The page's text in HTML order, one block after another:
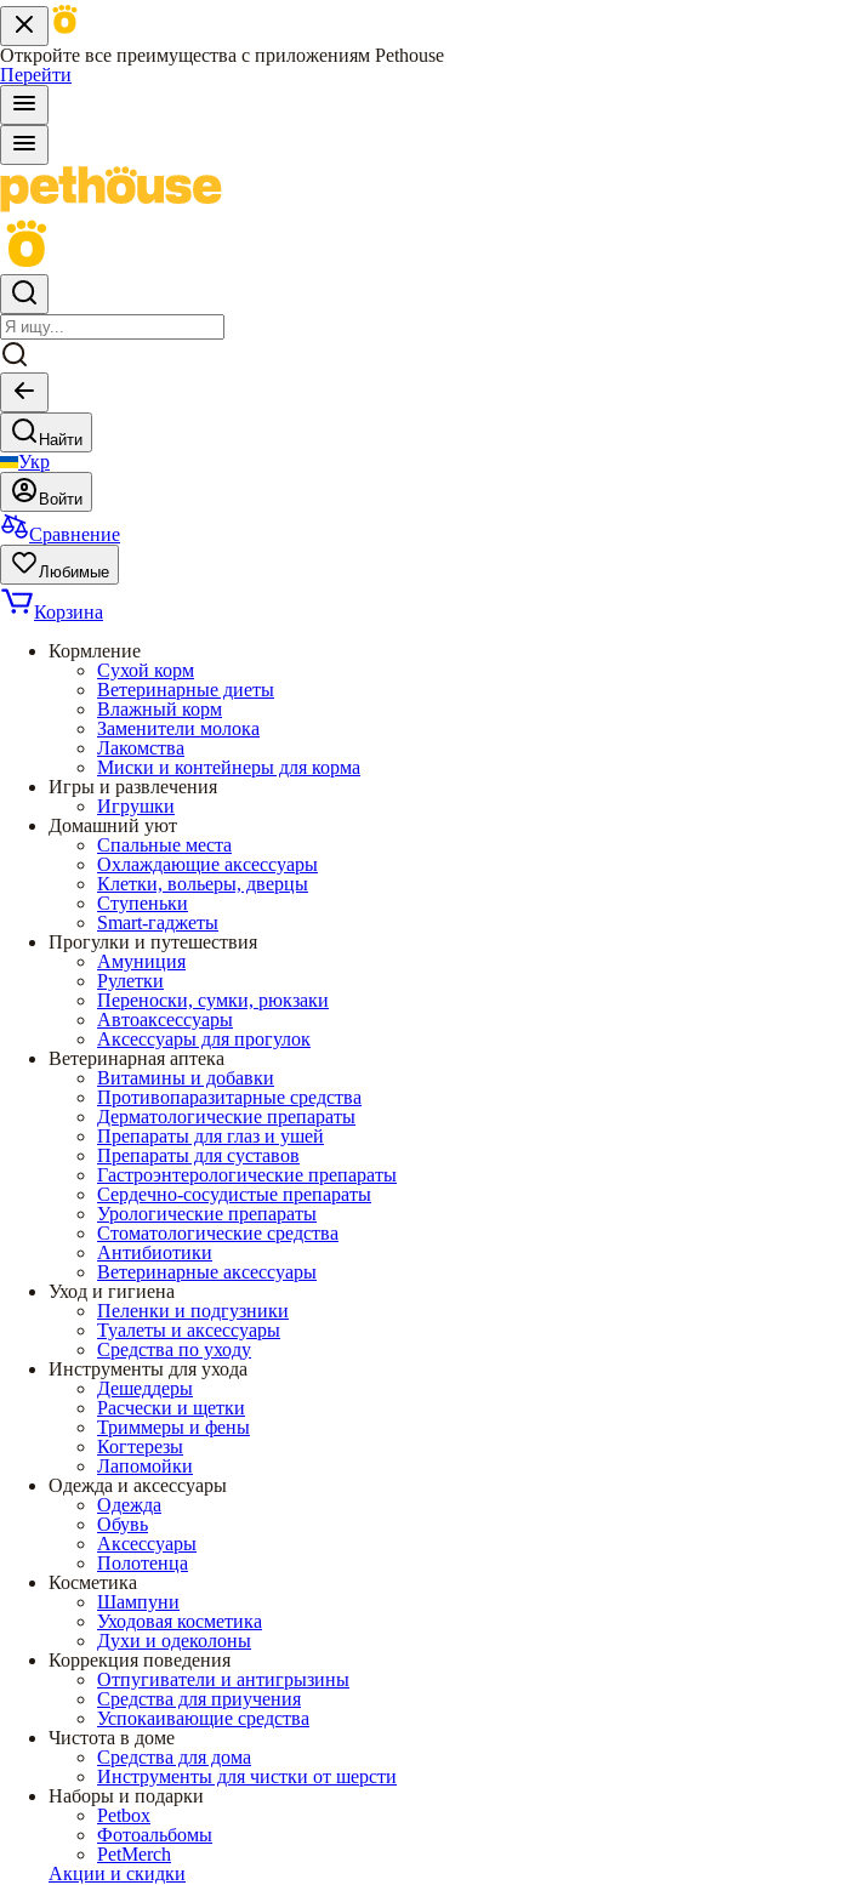
Откройте все преимущества с приложениям Pethouse
Перейти
Найти
Укр
Войти
Сравнение
Любимые
Корзина
Кормление
Сухой корм
Ветеринарные диеты
Влажный корм
Заменители молока
Лакомства
Миски и контейнеры для корма
Игры и развлечения
Игрушки
Домашний уют
Спальные места
Охлаждающие аксессуары
Клетки, вольеры, дверцы
Ступеньки
Smart-гаджеты
Прогулки и путешествия
Амуниция
Рулетки
Переноски, сумки, рюкзаки
Автоаксессуары
Аксессуары для прогулок
Ветеринарная аптека
Витамины и добавки
Противопаразитарные средства
Дерматологические препараты
Препараты для глаз и ушей
Препараты для суставов
Гастроэнтерологические препараты
Сердечно-сосудистые препараты
Урологические препараты
Стоматологические средства
Антибиотики
Ветеринарные аксессуары
Уход и гигиена
Пеленки и подгузники
Туалеты и аксессуары
Средства по уходу
Инструменты для ухода
Дешеддеры
Расчески и щетки
Триммеры и фены
Когтерезы
Лапомойки
Одежда и аксессуары
Одежда
Обувь
Аксессуары
Полотенца
Косметика
Шампуни
Уходовая косметика
Духи и одеколоны
Коррекция поведения
Отпугиватели и антигрызины
Средства для приучения
Успокаивающие средства
Чистота в доме
Средства для дома
Инструменты для чистки от шерсти
Наборы и подарки
Petbox
Фотоальбомы
PetMerch
Акции и скидки